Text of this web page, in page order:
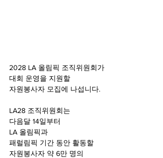
2028 LA 올림픽 조직위원회가
대회 운영을 지원할
자원봉사자 모집에 나섭니다.
LA28 조직위원회는
다음달 14일부터
LA 올림픽과
패럴림픽 기간 동안 활동할
자원봉사자 약 6만 명의